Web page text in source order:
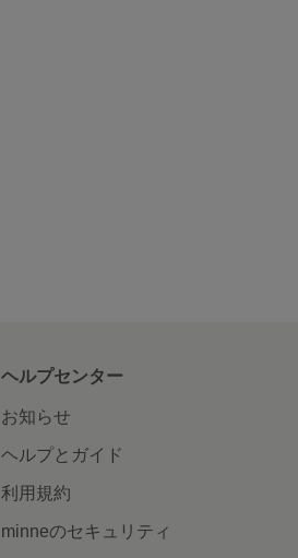
ヘルプセンター
お知らせ
ヘルプとガイド
利用規約
minneのセキュリティ